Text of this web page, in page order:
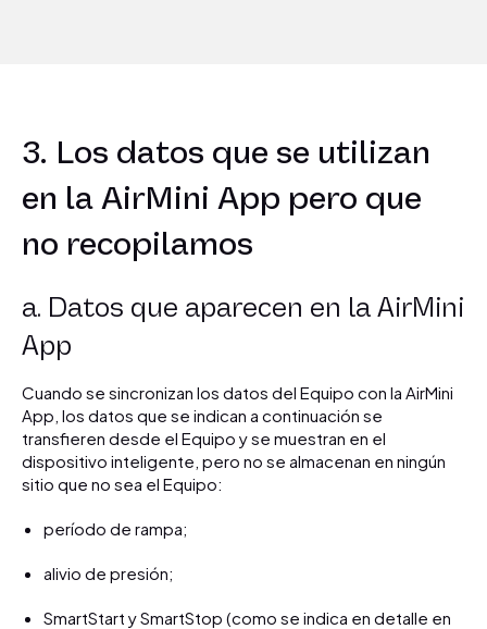
3. Los datos que se utilizan
en la AirMini App pero que
no recopilamos
a. Datos que aparecen en la AirMini
App
Cuando se sincronizan los datos del Equipo con la AirMini
App, los datos que se indican a continuación se
transfieren desde el Equipo y se muestran en el
dispositivo inteligente, pero no se almacenan en ningún
sitio que no sea el Equipo:
período de rampa;
alivio de presión;
SmartStart y SmartStop (como se indica en detalle en